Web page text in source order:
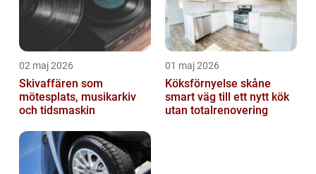
02 maj 2026
Skivaffären som
mötesplats, musikarkiv
och tidsmaskin
01 maj 2026
Köksförnyelse skåne
smart väg till ett nytt kök
utan totalrenovering